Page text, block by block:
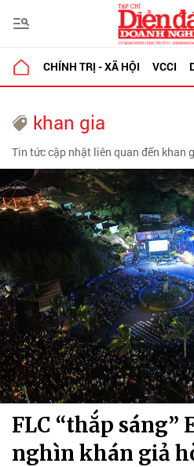
CHÍNH TRỊ - XÃ HỘI VCCI
khan gia
Tin tức cập nhật liên quan đến khan
FLC “thắp sáng”
nghìn khán giả